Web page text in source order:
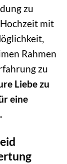
zu
mit
Rahmen
zu
Liebe zu
eine